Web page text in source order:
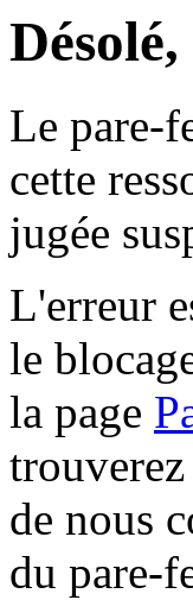
Le pare-
cette
jugée
L'erreur
le
la page
de nous
du pare-